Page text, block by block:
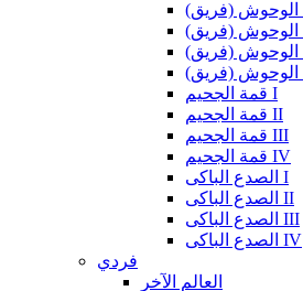
قمة الجحيم I
قمة الجحيم II
قمة الجحيم III
قمة الجحيم IV
الصدع الباكى I
الصدع الباكى II
الصدع الباكى III
الصدع الباكى IV
فردي
العالم الآخر